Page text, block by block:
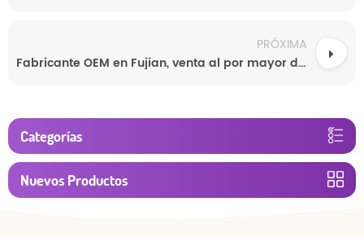
PRÓXIMA
Fabricante OEM en Fujian, venta al por mayor de pañales desechables de alta absorción para bebés de todos los tamaños.
Categorías
Nuevos Productos